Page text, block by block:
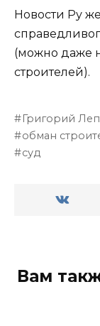
Новости Ру
(можно даже
строителей).
Григорий
обман
суд
Вам